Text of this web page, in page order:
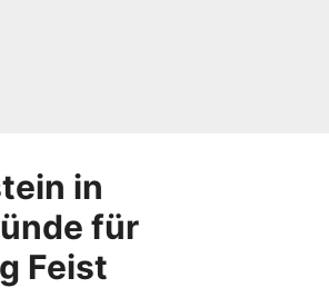
in
für
Feist